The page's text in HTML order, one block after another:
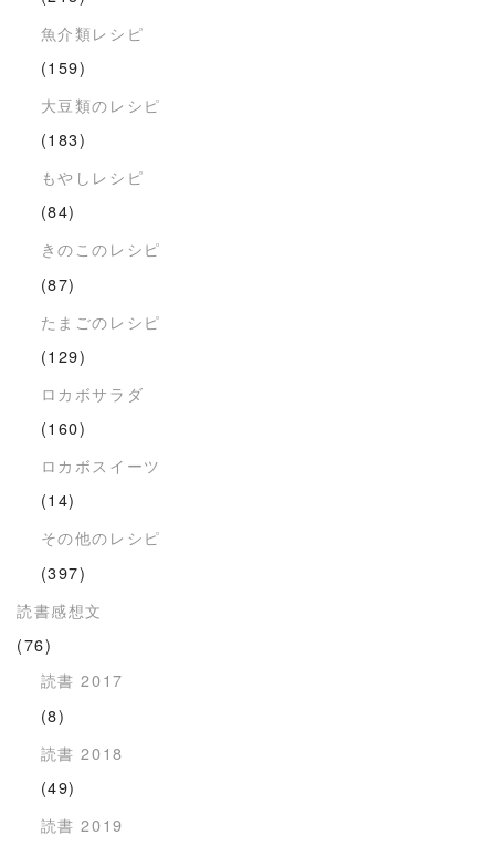
魚介類レシピ
(159)
大豆類のレシピ
(183)
もやしレシピ
(84)
きのこのレシピ
(87)
たまごのレシピ
(129)
ロカボサラダ
(160)
ロカボスイーツ
(14)
その他のレシピ
(397)
読書感想文
(76)
読書 2017
(8)
読書 2018
(49)
読書 2019